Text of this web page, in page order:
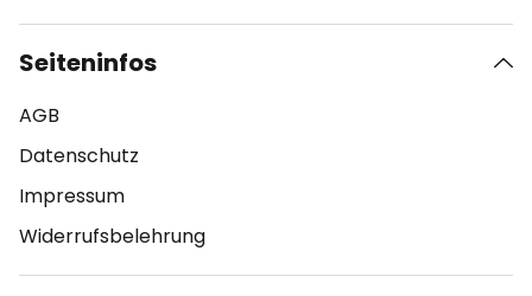
Seiteninfos
AGB
Datenschutz
Impressum
Widerrufsbelehrung